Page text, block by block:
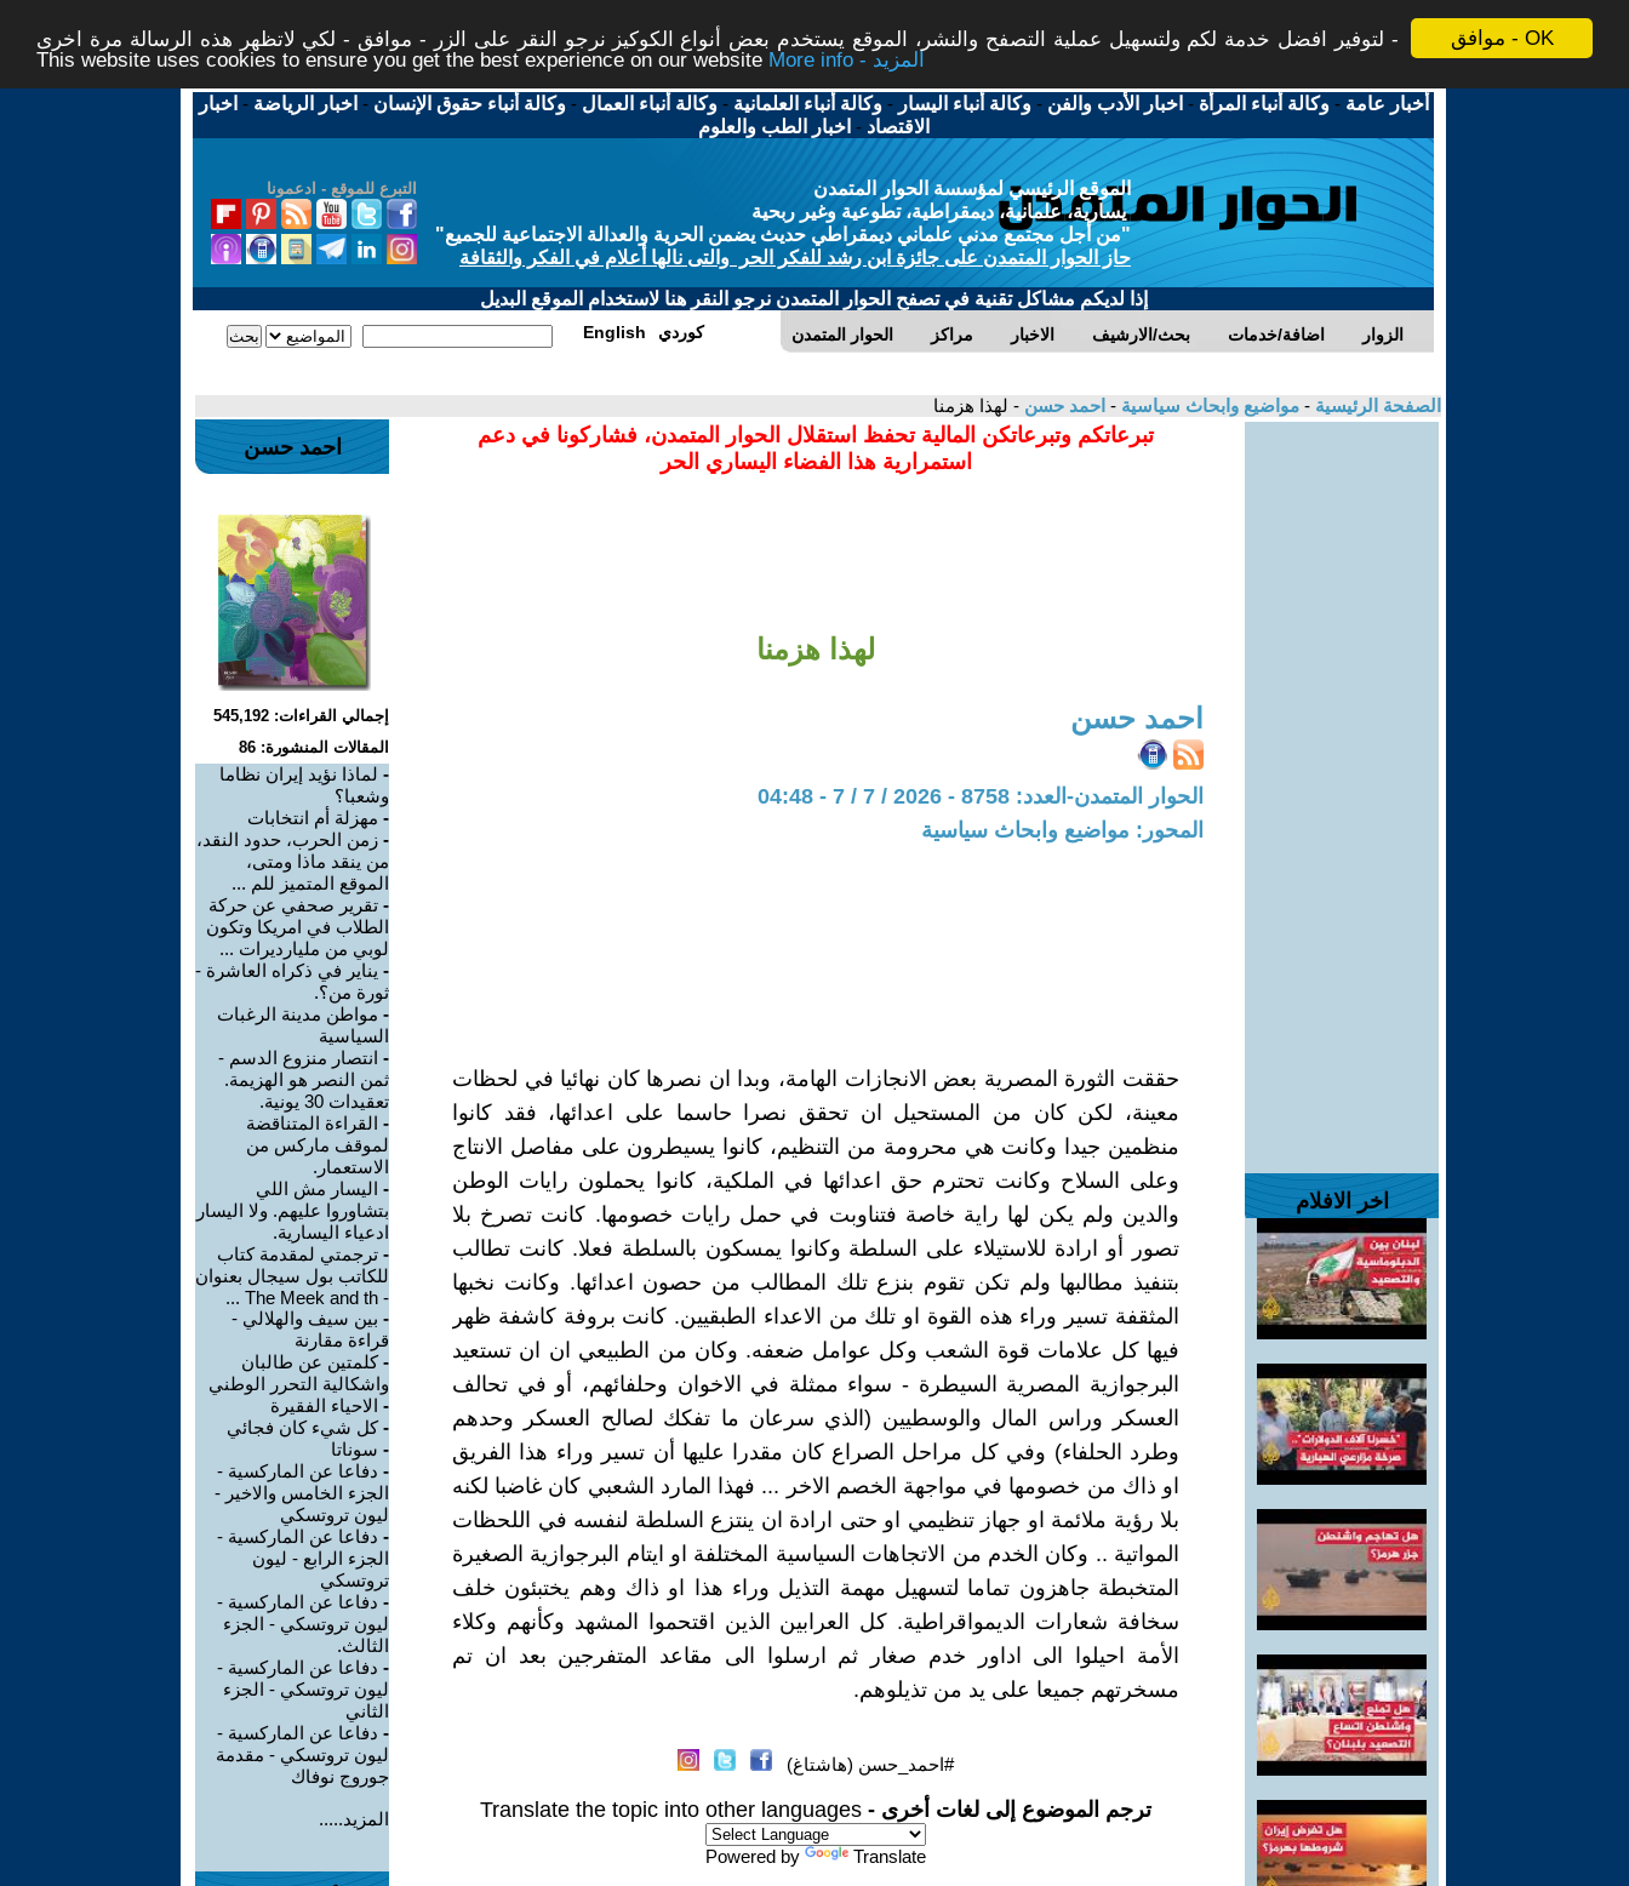
موافق - OK
لتوفير افضل خدمة لكم ولتسهيل عملية التصفح والنشر، الموقع يستخدم بعض أنواع الكوكيز نرجو النقر على الزر - موافق - لكي لاتظهر هذه الرسالة مرة اخرى -
This website uses cookies to ensure you get the best experience on our website
More info - المزيد
أخبار عامة -وكالة أنباء المرأة - اخبار الأدب والفن -وكالة أنباء اليسار -وكالة أنباء العلمانية -وكالة أنباء العمال -وكالة أنباء حقوق الإنسان - اخبار الرياضة - اخبار
الاقتصاد - اخبار الطب والعلوم
التبرع للموقع - ادعمونا
الموقع الرئيسي لمؤسسة الحوار المتمدن
يسارية، علمانية، ديمقراطية، تطوعية وغير ربحية
"من أجل مجتمع مدني علماني ديمقراطي حديث يضمن الحرية والعدالة الاجتماعية للجميع"
حاز الحوار المتمدن على جائزة ابن رشد للفكر الحر والتى نالها أعلام في الفكر والثقافة
إذا لديكم مشاكل تقنية في تصفح الحوار المتمدن نرجو النقر هنا لاستخدام الموقع البديل
الحوار المتمدن مراكز الاخبار بحث/الارشيف اضافة/خدمات الزوار English كوردي
الصفحة الرئيسية - مواضيع وابحاث سياسية - احمد حسن - لهذا هزمنا
اخر الافلام
تبرعاتكم وتبرعاتكن المالية تحفظ استقلال الحوار المتمدن، فشاركونا في دعم
استمرارية هذا الفضاء اليساري الحر
لهذا هزمنا
احمد حسن
الحوار المتمدن-العدد: 8758 - 2026 / 7 / 7 - 04:48
المحور: مواضيع وابحاث سياسية
حققت الثورة المصرية بعض الانجازات الهامة، وبدا ان نصرها كان نهائيا في لحظات
معينة، لكن كان من المستحيل ان تحقق نصرا حاسما على اعدائها، فقد كانوا
منظمين جيدا وكانت هي محرومة من التنظيم، كانوا يسيطرون على مفاصل الانتاج
وعلى السلاح وكانت تحترم حق اعدائها في الملكية، كانوا يحملون رايات الوطن
والدين ولم يكن لها راية خاصة فتناوبت في حمل رايات خصومها. كانت تصرخ بلا
تصور أو ارادة للاستيلاء على السلطة وكانوا يمسكون بالسلطة فعلا. كانت تطالب
بتنفيذ مطالبها ولم تكن تقوم بنزع تلك المطالب من حصون اعدائها. وكانت نخبها
المثقفة تسير وراء هذه القوة او تلك من الاعداء الطبقيين. كانت بروفة كاشفة ظهر
فيها كل علامات قوة الشعب وكل عوامل ضعفه. وكان من الطبيعي ان ان تستعيد
البرجوازية المصرية السيطرة - سواء ممثلة في الاخوان وحلفائهم، أو في تحالف
العسكر وراس المال والوسطيين (الذي سرعان ما تفكك لصالح العسكر وحدهم
وطرد الحلفاء) وفي كل مراحل الصراع كان مقدرا عليها أن تسير وراء هذا الفريق
او ذاك من خصومها في مواجهة الخصم الاخر ... فهذا المارد الشعبي كان غاضبا لكنه
بلا رؤية ملائمة او جهاز تنظيمي او حتى ارادة ان ينتزع السلطة لنفسه في اللحظات
المواتية .. وكان الخدم من الاتجاهات السياسية المختلفة او ايتام البرجوازية الصغيرة
المتخبطة جاهزون تماما لتسهيل مهمة التذيل وراء هذا او ذاك وهم يختبئون خلف
سخافة شعارات الديمواقراطية. كل العرابين الذين اقتحموا المشهد وكأنهم وكلاء
الأمة احيلوا الى اداور خدم صغار ثم ارسلوا الى مقاعد المتفرجين بعد ان تم
مسخرتهم جميعا على يد من تذيلوهم.
#احمد_حسن (هاشتاغ)
ترجم الموضوع إلى لغات أخرى - Translate the topic into other languages
Powered by Translate
احمد حسن
إجمالي القراءات: 545,192
المقالات المنشورة: 86
- لماذا نؤيد إيران نظاما
وشعبا؟
- مهزلة أم انتخابات
- زمن الحرب، حدود النقد،
من ينقد ماذا ومتى،
الموقع المتميز للم ...
- تقرير صحفي عن حركة
الطلاب في امريكا وتكون
لوبي من مليارديرات ...
- يناير في ذكراه العاشرة -
ثورة من؟.
- مواطن مدينة الرغبات
السياسية
- انتصار منزوع الدسم -
ثمن النصر هو الهزيمة.
تعقيدات 30 يونية.
- القراءة المتناقضة
لموقف ماركس من
الاستعمار.
- اليسار مش اللي
بتشاوروا عليهم. ولا اليسار
ادعياء اليسارية.
- ترجمتي لمقدمة كتاب
للكاتب بول سيجال بعنوان
- The Meek and th ...
- بين سيف والهلالي -
قراءة مقارنة
-كلمتين عن طالبان
واشكالية التحرر الوطني
- الاحياء الفقيرة
-كل شيء كان فجائي
- سوناتا
- دفاعا عن الماركسية -
الجزء الخامس والاخير -
ليون تروتسكي
- دفاعا عن الماركسية -
الجزء الرابع - ليون
تروتسكي
- دفاعا عن الماركسية -
ليون تروتسكي - الجزء
الثالث.
- دفاعا عن الماركسية -
ليون تروتسكي - الجزء
الثاني
- دفاعا عن الماركسية -
ليون تروتسكي - مقدمة
جوروج نوفاك
المزيد.....